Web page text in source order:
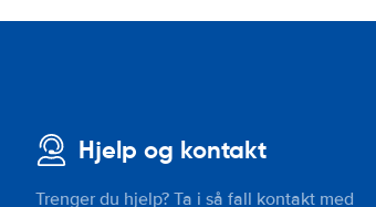
Hjelp og kontakt
Trenger du hjelp? Ta i så fall kontakt med